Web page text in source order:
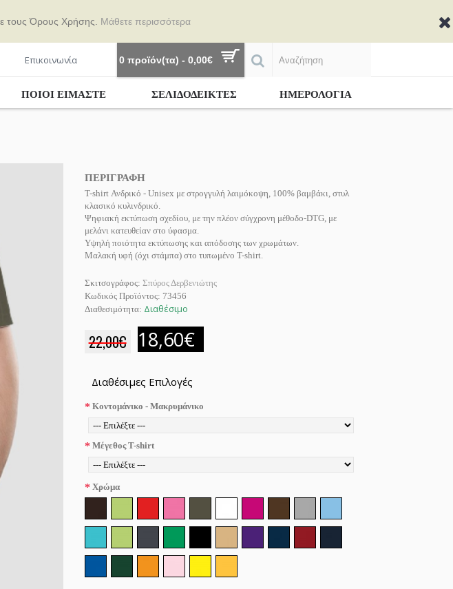
τους Όρους Χρήσης. Μάθετε περισσότερα
Επικοινωνία 0 προϊόν(τα) - 0,00€
ΠΟΙΟΙ ΕΊΜΑΣΤΕ ΣΕΛΙΔΟΔΕΙΚΤΕΣ ΗΜΕΡΟΛΟΓΙΑ
ΠΕΡΙΓΡΑΦΗ
Τ-shirt Ανδρικό - Unisex με στρογγυλή λαιμόκοψη, 100% βαμβάκι, στυλ
κλασικό κυλινδρικό.
Ψηφιακή εκτύπωση σχεδίου, με την πλέον σύγχρονη μέθοδο-DTG, με
μελάνι κατευθείαν στο ύφασμα.
Υψηλή ποιότητα εκτύπωσης και απόδοσης των χρωμάτων.
Μαλακή υφή (όχι στάμπα) στο τυπωμένο T-shirt.
Σκιτσογράφος: Σπύρος Δερβενιώτης
Κωδικός Προϊόντος: 73456
Διαθεσιμότητα: Διαθέσιμο
22,00€ 18,60€
Διαθέσιμες Επιλογές
Κοντομάνικο - Μακρυμάνικο
Μέγεθος T-shirt
Χρώμα